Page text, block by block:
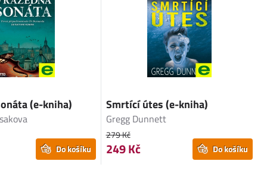
(e-kniha)
Do košíku
Smrtící útes (e-kniha)
Gregg Dunnett
279 Kč
249 Kč Do košíku